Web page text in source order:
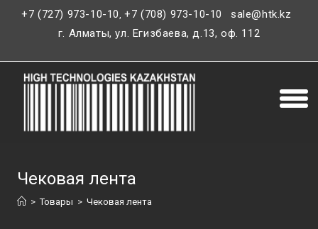
+7 (727) 973-10-10,+7 (708) 973-10-10
sale@htk.kz
г. Алматы, ул. Егизбаева, д.13, оф. 112
Чековая лента
> Товары > Чековая лента